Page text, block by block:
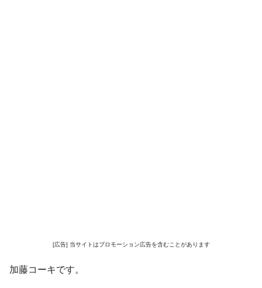
[広告] 当サイトはプロモーション広告を含むことがあります
加藤コーキです。